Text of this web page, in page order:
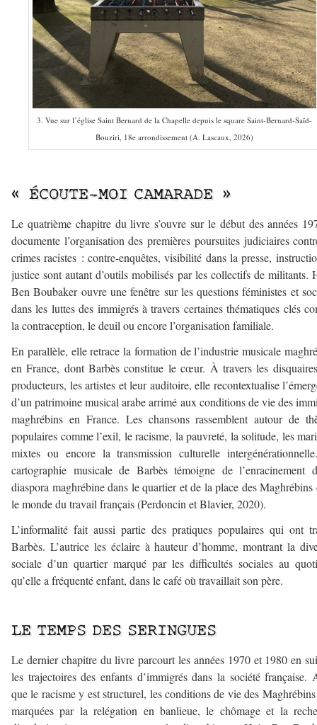
3. Vue sur l’église Saint Bernard de la Chapelle depuis le square Saint-Bernard-Saïd-
Bouziri, 18e arrondissement (A. Lascaux, 2026)
« ÉCOUTE-MOI CAMARADE »
Le quatrième chapitre du livre s’ouvre sur le début des années
documente l’organisation des premières poursuites judiciaires
crimes racistes : contre-enquêtes, visibilité dans la presse,
justice sont autant d’outils mobilisés par les collectifs de militants.
Ben Boubaker ouvre une fenêtre sur les questions féministes et
dans les luttes des immigrés à travers certaines thématiques clés
la contraception, le deuil ou encore l’organisation familiale.
En parallèle, elle retrace la formation de l’industrie musicale
en France, dont Barbès constitue le cœur. À travers les
producteurs, les artistes et leur auditoire, elle recontextualise
d’un patrimoine musical arabe arrimé aux conditions de vie des
maghrébins en France. Les chansons rassemblent autour de
populaires comme l’exil, le racisme, la pauvreté, la solitude, les
mixtes ou encore la transmission culturelle
cartographie musicale de Barbès témoigne de l’enracinement
diaspora maghrébine dans le quartier et de la place des Maghrébins
le monde du travail français (Perdoncin et Blavier, 2020).
L’informalité fait aussi partie des pratiques populaires qui ont
Barbès. L’autrice les éclaire à hauteur d’homme, montrant la
sociale d’un quartier marqué par les difficultés sociales au
qu’elle a fréquenté enfant, dans le café où travaillait son père.
LE TEMPS DES SERINGUES
Le dernier chapitre du livre parcourt les années 1970 et 1980 en
les trajectoires des enfants d’immigrés dans la société française.
que le racisme y est structurel, les conditions de vie des
marquées par la relégation en banlieue, le chômage et la